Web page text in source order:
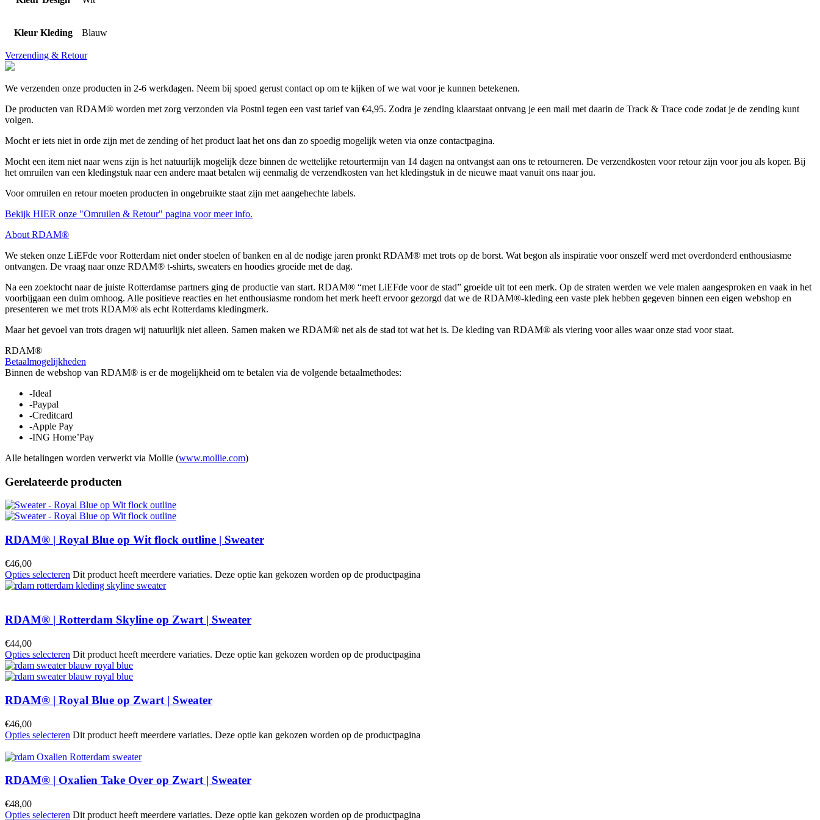
Kleur Kleding Blauw
Verzending & Retour
We verzenden onze producten in 2-6 werkdagen. Neem bij spoed gerust contact op om te kijken of we wat voor je kunnen betekenen.
De producten van RDAM® worden met zorg verzonden via Postnl tegen een vast tarief van €4,95. Zodra je zending klaarstaat ontvang je een mail met daarin de Track & Trace code zodat je de zending kunt
volgen.
Mocht er iets niet in orde zijn met de zending of het product laat het ons dan zo spoedig mogelijk weten via onze contactpagina.
Mocht een item niet naar wens zijn is het natuurlijk mogelijk deze binnen de wettelijke retourtermijn van 14 dagen na ontvangst aan ons te retourneren. De verzendkosten voor retour zijn voor jou als koper. Bij
het omruilen van een kledingstuk naar een andere maat betalen wij eenmalig de verzendkosten van het kledingstuk in de nieuwe maat vanuit ons naar jou.
Voor omruilen en retour moeten producten in ongebruikte staat zijn met aangehechte labels.
Bekijk HIER onze "Omruilen & Retour" pagina voor meer info.
About RDAM®
We steken onze LiEFde voor Rotterdam niet onder stoelen of banken en al de nodige jaren pronkt RDAM® met trots op de borst. Wat begon als inspiratie voor onszelf werd met overdonderd enthousiasme
ontvangen. De vraag naar onze RDAM® t-shirts, sweaters en hoodies groeide met de dag.
Na een zoektocht naar de juiste Rotterdamse partners ging de productie van start. RDAM® “met LiEFde voor de stad” groeide uit tot een merk. Op de straten werden we vele malen aangesproken en vaak in het
voorbijgaan een duim omhoog. Alle positieve reacties en het enthousiasme rondom het merk heeft ervoor gezorgd dat we de RDAM®-kleding een vaste plek hebben gegeven binnen een eigen webshop en
presenteren we met trots RDAM® als echt Rotterdams kledingmerk.
Maar het gevoel van trots dragen wij natuurlijk niet alleen. Samen maken we RDAM® net als de stad tot wat het is. De kleding van RDAM® als viering voor alles waar onze stad voor staat.
RDAM®
Betaalmogelijkheden
Binnen de webshop van RDAM® is er de mogelijkheid om te betalen via de volgende betaalmethodes:
-Ideal
-Paypal
-Creditcard
-Apple Pay
-ING Home’Pay
Alle betalingen worden verwerkt via Mollie (www.mollie.com)
Gerelateerde producten
RDAM® | Royal Blue op Wit flock outline | Sweater
€46,00
Opties selecteren Dit product heeft meerdere variaties. Deze optie kan gekozen worden op de productpagina
RDAM® | Rotterdam Skyline op Zwart | Sweater
€44,00
Opties selecteren Dit product heeft meerdere variaties. Deze optie kan gekozen worden op de productpagina
RDAM® | Royal Blue op Zwart | Sweater
€46,00
Opties selecteren Dit product heeft meerdere variaties. Deze optie kan gekozen worden op de productpagina
RDAM® | Oxalien Take Over op Zwart | Sweater
€48,00
Opties selecteren Dit product heeft meerdere variaties. Deze optie kan gekozen worden op de productpagina